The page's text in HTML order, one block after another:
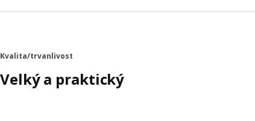
Kvalita/trvanlivost
Velký a praktický